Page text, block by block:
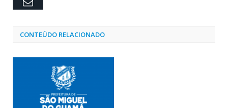
CONTEÚDO RELACIONADO